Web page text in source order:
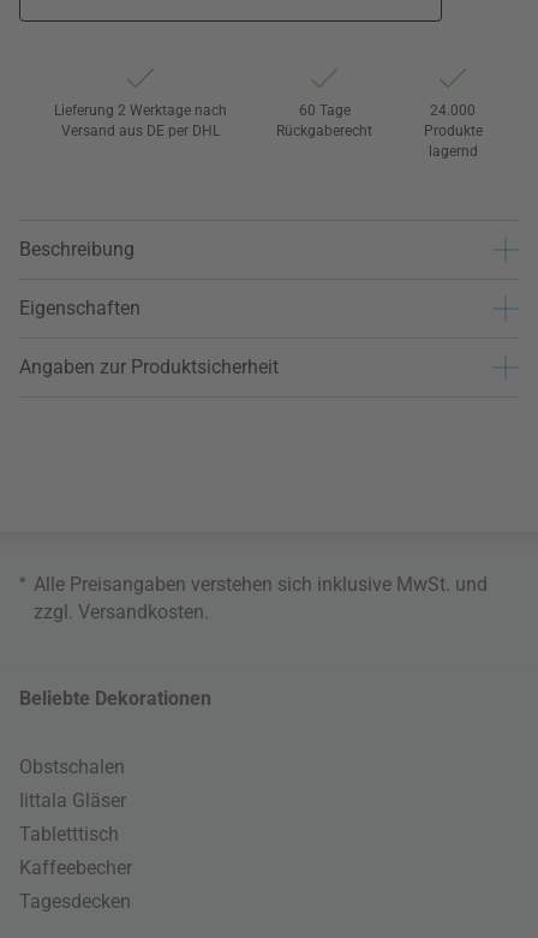
Lieferung 2 Werktage nach
Versand aus DE per DHL
60 Tage
Rückgaberecht
24.000
Produkte
lagernd
Beschreibung
Eigenschaften
Angaben zur Produktsicherheit
* Alle Preisangaben verstehen sich inklusive MwSt. und
zzgl. Versandkosten
Beliebte Dekorationen
Obstschalen
Iittala Gläser
Tabletttisch
Kaffeebecher
Tagesdecken